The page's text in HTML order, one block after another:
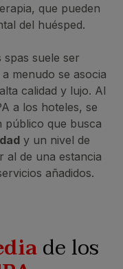
que pueden
del huésped.
spas suele ser
menudo se asocia
calidad y lujo. Al
a los hoteles, se
que busca
y un nivel de
al de una estancia
añadidos.
de los